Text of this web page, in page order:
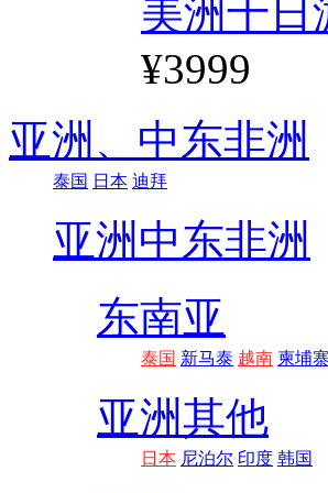
美洲十日
¥3999
亚洲、 中东非洲
泰国 日本 迪拜
亚洲 中东非洲
东南亚
泰国 新马泰 越南 柬埔寨
亚洲其他
日本 尼泊尔 印度 韩国